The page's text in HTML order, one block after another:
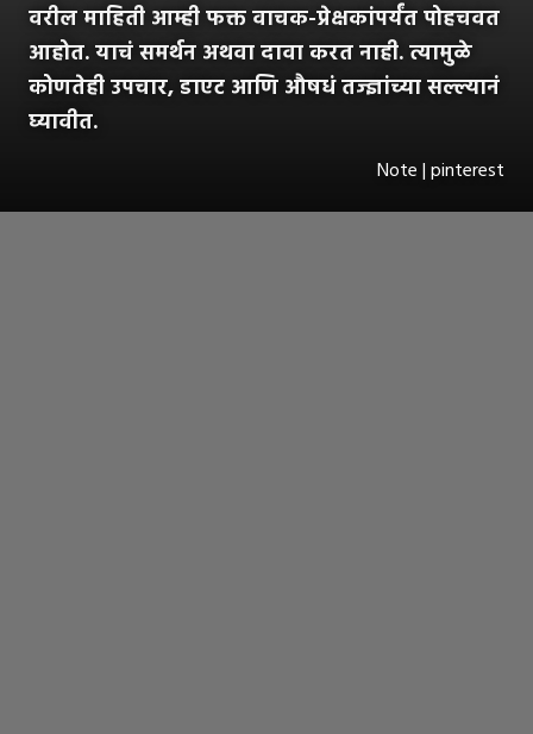
वरील माहिती आम्ही फक्त वाचक-प्रेक्षकांपर्यंत पोहचवत
आहोत. याचं समर्थन अथवा दावा करत नाही. त्यामुळे
कोणतेही उपचार, डाएट आणि औषधं तज्ज्ञांच्या सल्ल्यानं
घ्यावीत.
Note | pinterest